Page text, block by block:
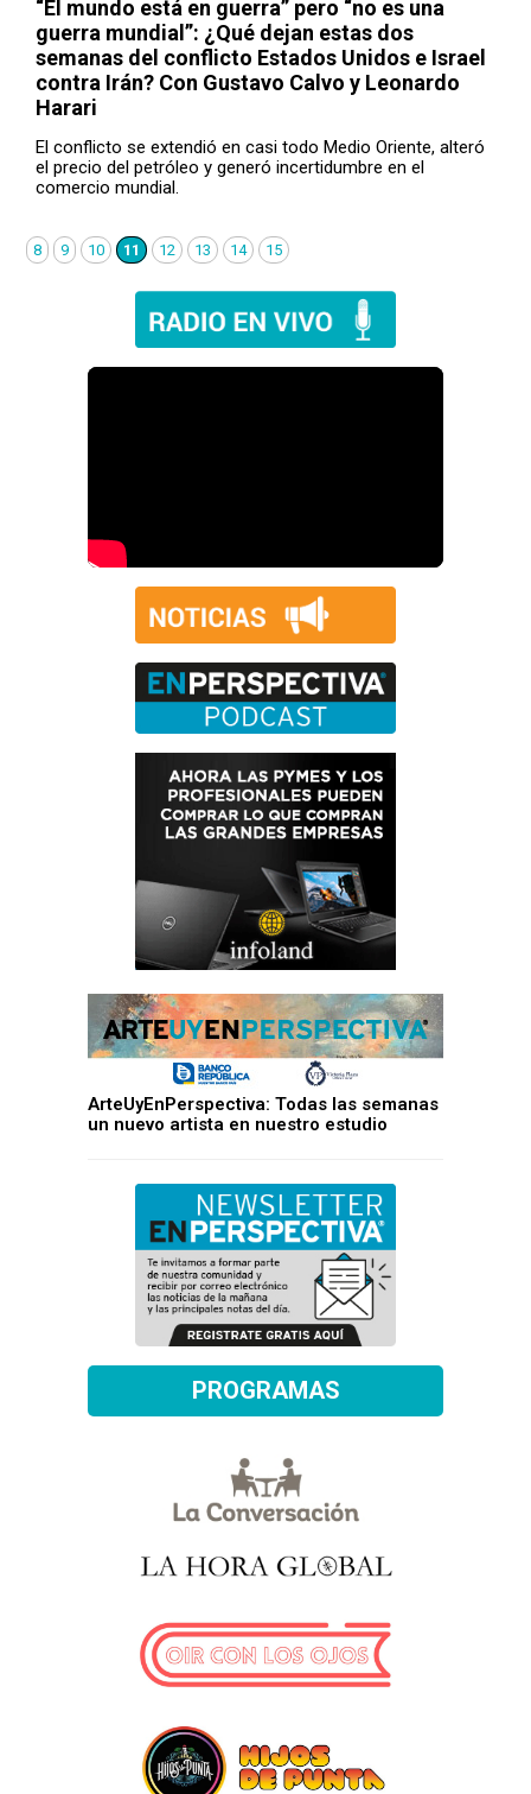
“El mundo está en guerra” pero “no es una
guerra mundial”: ¿Qué dejan estas dos
semanas del conflicto Estados Unidos e Israel
contra Irán? Con Gustavo Calvo y Leonardo
Harari
El conflicto se extendió en casi todo Medio Oriente, alteró
el precio del petróleo y generó incertidumbre en el
comercio mundial.
8 9 10 11 12 13 14 15
ArteUyEnPerspectiva: Todas las semanas
un nuevo artista en nuestro estudio
PROGRAMAS